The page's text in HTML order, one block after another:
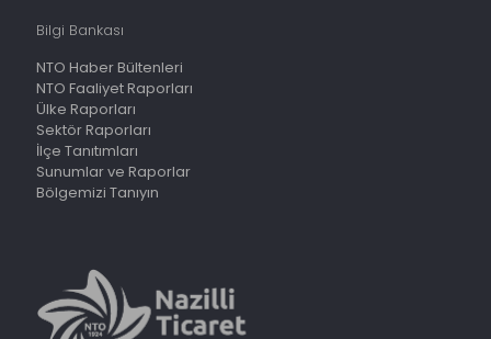
Bilgi Bankası
NTO Haber Bültenleri
NTO Faaliyet Raporları
Ülke Raporları
Sektör Raporları
İlçe Tanıtımları
Sunumlar ve Raporlar
Bölgemizi Tanıyın